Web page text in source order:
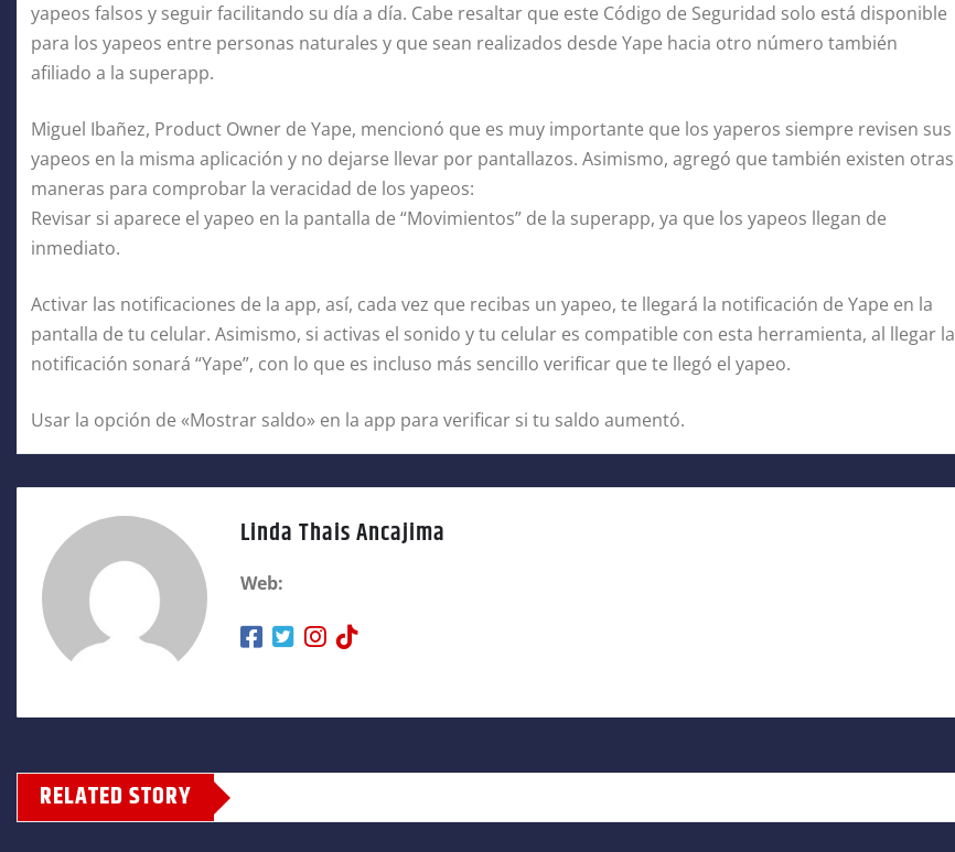
yapeos falsos y seguir facilitando su día a día. Cabe resaltar que este Código de Seguridad solo está disponible
para los yapeos entre personas naturales y que sean realizados desde Yape hacia otro número también
afiliado a la superapp.
Miguel Ibañez, Product Owner de Yape, mencionó que es muy importante que los yaperos siempre revisen sus
yapeos en la misma aplicación y no dejarse llevar por pantallazos. Asimismo, agregó que también existen otras
maneras para comprobar la veracidad de los yapeos:
Revisar si aparece el yapeo en la pantalla de “Movimientos” de la superapp, ya que los yapeos llegan de
inmediato.
Activar las notificaciones de la app, así, cada vez que recibas un yapeo, te llegará la notificación de Yape en la
pantalla de tu celular. Asimismo, si activas el sonido y tu celular es compatible con esta herramienta, al llegar la
notificación sonará “Yape”, con lo que es incluso más sencillo verificar que te llegó el yapeo.
Usar la opción de «Mostrar saldo» en la app para verificar si tu saldo aumentó.
Linda Thais Ancajima
Web:
RELATED STORY